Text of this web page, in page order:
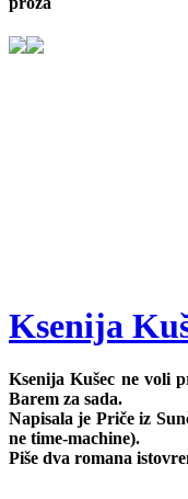
Ksenija
Ksenija Kušec ne voli
Barem za sada.
Napisala je Priče iz
ne time-machine).
Piše dva romana